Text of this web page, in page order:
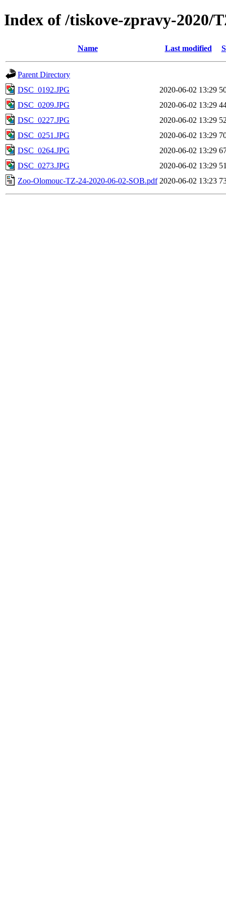
Index of /tiskove-zpravy-2020/
Name Last modified
Parent Directory
DSC_0192.JPG
2020-06-02 13:29
DSC_0209.JPG
2020-06-02 13:29
DSC_0227.JPG
2020-06-02 13:29
DSC_0251.JPG
2020-06-02 13:29
DSC_0264.JPG
2020-06-02 13:29
DSC_0273.JPG
2020-06-02 13:29
Zoo-Olomouc-TZ-24-2020-06-02-SOB.pdf 2020-06-02 13:23